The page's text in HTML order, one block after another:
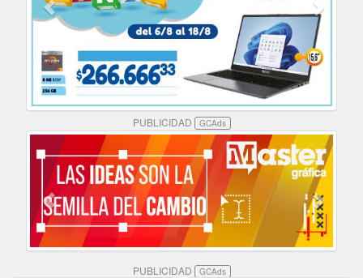
PUBLICIDAD GCAds
PUBLICIDAD GCAds